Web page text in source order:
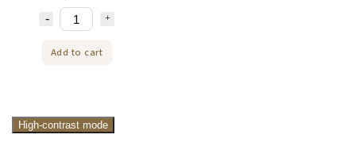
Add to cart
High-contrast mode